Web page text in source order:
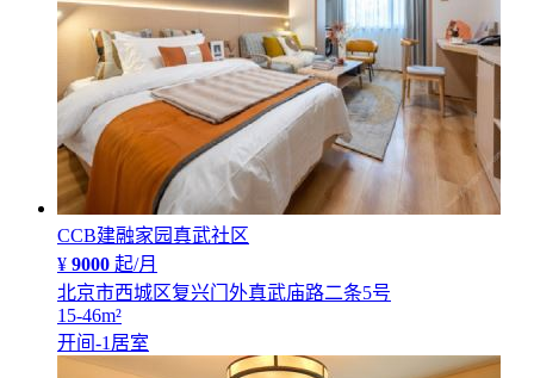
CCB建融家园真武社区
¥ 9000 起/月
北京市西城区复兴门外真武庙路二条5号
15-46m²
开间-1 居室